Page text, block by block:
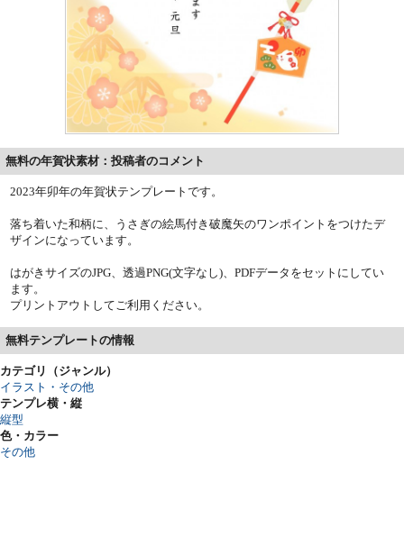
無料の年賀状素材：投稿者のコメント
2023年卯年の年賀状テンプレートです。
落ち着いた和柄に、うさぎの絵馬付き破魔矢のワンポイントをつけたデ
ザインになっています。
はがきサイズのJPG、透過PNG(文字なし)、PDFデータをセットにしてい
ます。
プリントアウトしてご利用ください。
無料テンプレートの情報
カテゴリ（ジャンル）
イラスト・その他
テンプレ横・縦
縦型
色・カラー
その他